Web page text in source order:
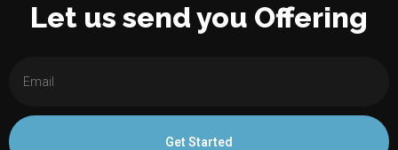
Let us send you Offering
Get Started